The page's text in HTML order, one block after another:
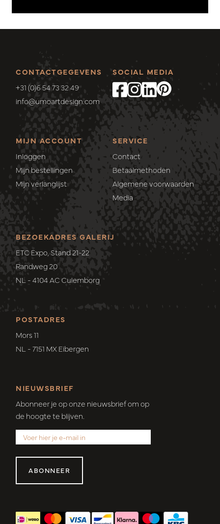
CONTACTGEGEVENS
+31 (0)6 54 73 32 49
info@umoartdesign.com
MIJN ACCOUNT
Inloggen
Mijn bestellingen
Mijn verlanglijst
SERVICE
Contact
Betaalmethoden
Algemene voorwaarden
Media
SOCIAL MEDIA
POSTADRES
Mors 11
NL - 7151 MX Eibergen
BEZOEKADRES GALERIJ
ETC Expo, Stand 21-22
Randweg 20
NL - 4104 AC Culemborg
NIEUWSBRIEF
Abonneer je op onze nieuwsbrief om op
de hoogte te blijven.
ABONNEER